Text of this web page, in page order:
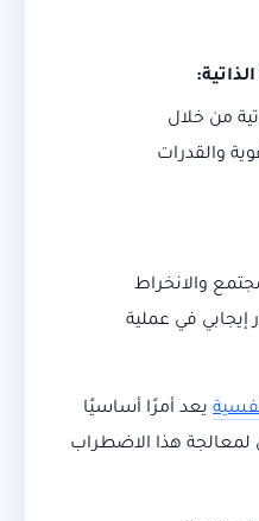
:
من خلال
والقدرات
والانخراط
في عملية
يعد أمرًا أساسيًا
لمعالجة هذا الاضطراب